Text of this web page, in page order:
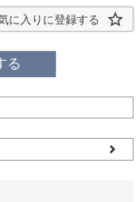
に入りに登録する
る